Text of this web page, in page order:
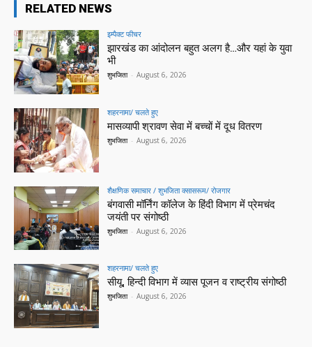
RELATED NEWS
इम्पैक्ट फीचर
झारखंड का आंदोलन बहुत अलग है…और यहां के युवा
भी
शुभजिता - August 6, 2026
शहरनामा/ चलते हुए
मासव्यापी श्रावण सेवा में बच्चों में दूध वितरण
शुभजिता - August 6, 2026
शैक्षणिक समाचार / शुभजिता क्सासरूम/ रोजगार
बंगवासी मॉर्निंग कॉलेज के हिंदी विभाग में प्रेमचंद
जयंती पर संगोष्ठी
शुभजिता - August 6, 2026
शहरनामा/ चलते हुए
सीयू, हिन्दी विभाग में व्यास पूजन व राष्ट्रीय संगोष्ठी
शुभजिता - August 6, 2026